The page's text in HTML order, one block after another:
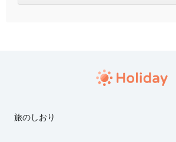
旅のしおり